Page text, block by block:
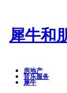
犀牛和
房地产
音乐服务
犀牛